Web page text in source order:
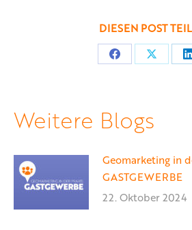
DIESEN POST
Teilen Teilen
Weitere Blogs
Geomarketing in
GASTGEWERBE
22. Oktober 2024